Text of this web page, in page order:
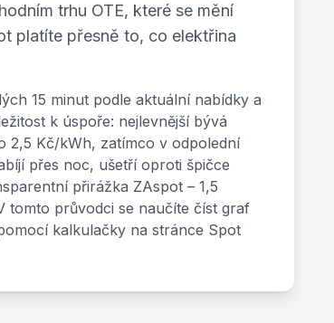
trhu OTE, které se mění
platíte přesně to, co elektřina
15 minut podle aktuální nabídky a
k úspoře: nejlevnější bývá
2,5 Kč/kWh, zatímco v odpolední
přes noc, ušetří oproti špičce
přirážka ZAspot – 1,5
tomto průvodci se naučíte číst graf
kalkulačky na stránce Spot